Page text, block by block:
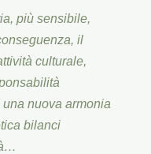
più sensibile,
il
culturale,
nuova armonia
bilanci